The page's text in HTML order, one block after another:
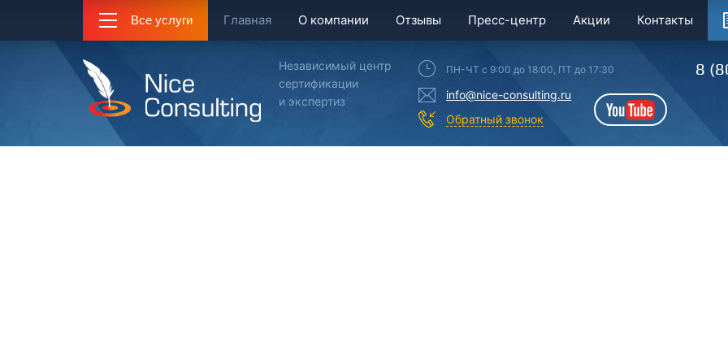
Все услуги Главная О компании Отзывы Пресс-центр Акции Контакты
Независимый центр
сертификации
и экспертиз
ПН-ЧТ с 9:00 до 18:00, ПТ до 17:30
info@nice-consulting.ru
Обратный звонок
YouTube
8